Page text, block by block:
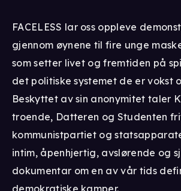
FACELESS lar oss oppleve
gjennom øynene til fire unge
som setter livet og fremtiden på
det politiske systemet de er vokst
Beskyttet av sin anonymitet taler
troende, Datteren og Studenten
kommunistpartiet og
intim, åpenhjertig, avslørende og
dokumentar om en av vår tids
demokratiske kamper.